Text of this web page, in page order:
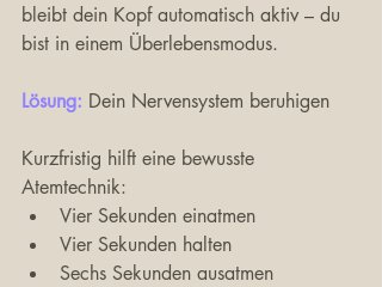
bleibt dein Kopf automatisch aktiv – du
bist in einem Überlebensmodus.
Lösung: Dein Nervensystem beruhigen
Kurzfristig hilft eine bewusste
Atemtechnik:
Vier Sekunden einatmen
Vier Sekunden halten
Sechs Sekunden ausatmen